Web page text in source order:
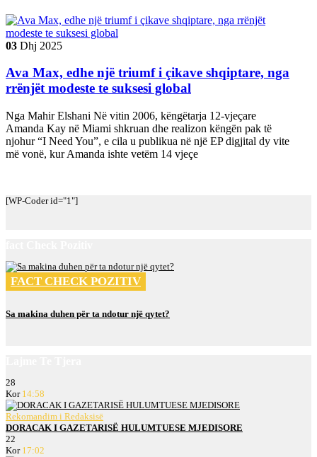
03 Dhj 2025
Ava Max, edhe një triumf i çikave shqiptare, nga
rrënjët modeste te suksesi global
Nga Mahir Elshani Në vitin 2006, këngëtarja 12-vjeçare
Amanda Kay në Miami shkruan dhe realizon këngën pak të
njohur “I Need You”, e cila u publikua në një EP digjital dy vite
më vonë, kur Amanda ishte vetëm 14 vjeçe
[WP-Coder id="1"]
FACT CHECK POZITIV
Sa makina duhen për ta ndotur një qytet?
28
Kor 14:58
Rekomandim i Redaksisë
DORACAK I GAZETARISË HULUMTUESE MJEDISORE
22
Kor 17:02